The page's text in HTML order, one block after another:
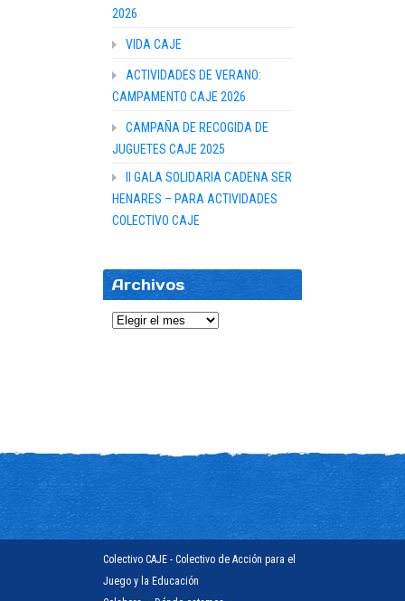
2026
VIDA CAJE
ACTIVIDADES DE VERANO:
CAMPAMENTO CAJE 2026
CAMPAÑA DE RECOGIDA DE
JUGUETES CAJE 2025
II GALA SOLIDARIA CADENA SER
HENARES – PARA ACTIVIDADES
COLECTIVO CAJE
Archivos
Archivos
Colectivo CAJE - Colectivo de Acción para el
Juego y la Educación